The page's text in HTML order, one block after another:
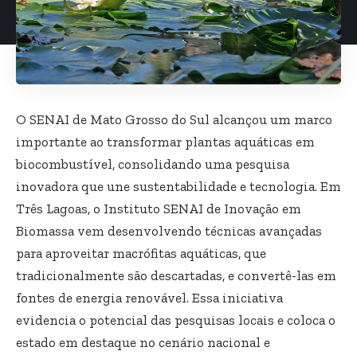
O SENAI de Mato Grosso do Sul alcançou um marco
importante ao transformar plantas aquáticas em
biocombustível, consolidando uma pesquisa
inovadora que une sustentabilidade e tecnologia. Em
Três Lagoas, o Instituto SENAI de Inovação em
Biomassa vem desenvolvendo técnicas avançadas
para aproveitar macrófitas aquáticas, que
tradicionalmente são descartadas, e convertê-las em
fontes de energia renovável. Essa iniciativa
evidencia o potencial das pesquisas locais e coloca o
estado em destaque no cenário nacional e